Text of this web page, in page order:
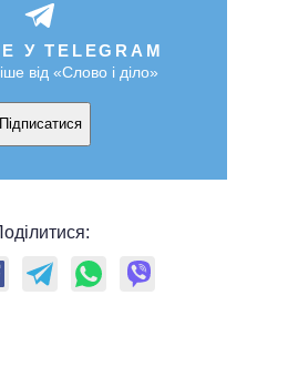
У TELEGRAM
від «Слово і діло»
Підписатися